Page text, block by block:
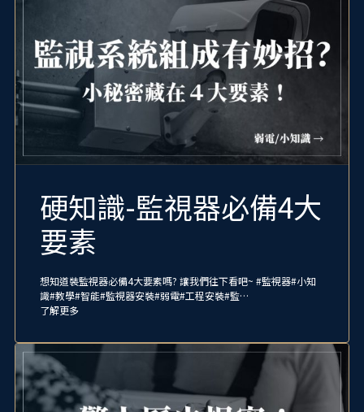
硬知識-監視器必備4大
要素
想知道裝監視器必備4大要素嗎? 讓我們往下看吧~ #監視器#小知
識#教學#智能#監視器安裝#弱電#工程安裝#監…
了解更多